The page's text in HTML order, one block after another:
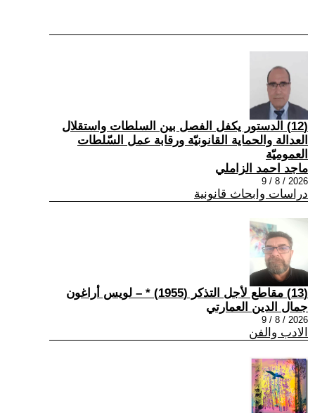
(12) الدستور يكفل الفصل بين السلطات واستقلال
العدالة والحماية القانونيّة ورقابة عمل السّلطات
العموميّة
ماجد احمد الزاملي
2026 / 8 / 9
دراسات وابحاث قانونية
(13) مقاطع لأجل التذكر (1955) * – لويس أراغون
جمال الدين العمارتي
2026 / 8 / 9
الادب والفن